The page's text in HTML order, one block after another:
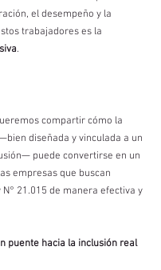
el desempeño y la
trabajadores es la
.
compartir cómo la
diseñada y vinculada a un
puede convertirse en un
empresas que buscan
21.015 de manera efectiva y
puente hacia la inclusión real